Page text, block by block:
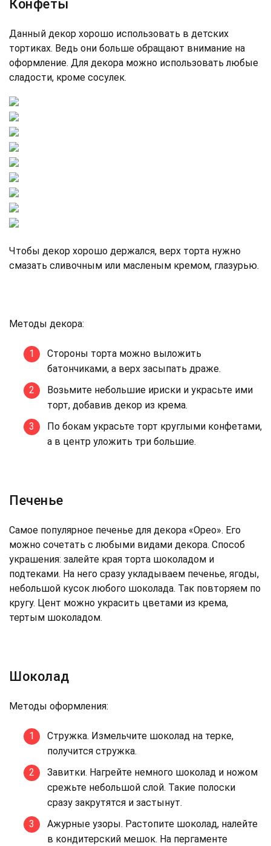
Конфеты
Данный декор хорошо использовать в детских
тортиках. Ведь они больше обращают внимание на
оформление. Для декора можно использовать любые
сладости, кроме сосулек.
Чтобы декор хорошо держался, верх торта нужно
смазать сливочным или масленым кремом, глазурью.
Методы декора:
Стороны торта можно выложить
батончиками, а верх засыпать драже.
Возьмите небольшие ириски и украсьте ими
торт, добавив декор из крема.
По бокам украсьте торт круглыми конфетами,
а в центр уложить три большие.
Печенье
Самое популярное печенье для декора «Орео». Его
можно сочетать с любыми видами декора. Способ
украшения: залейте края торта шоколадом и
подтеками. На него сразу укладываем печенье, ягоды,
небольшой кусок любого шоколада. Так повторяем по
кругу. Цент можно украсить цветами из крема,
тертым шоколадом.
Шоколад
Методы оформления:
Стружка. Измельчите шоколад на терке,
получится стружка.
Завитки. Нагрейте немного шоколад и ножом
срежьте небольшой слой. Такие полоски
сразу закрутятся и застынут.
Ажурные узоры. Растопите шоколад, налейте
в кондитерский мешок. На пергаменте